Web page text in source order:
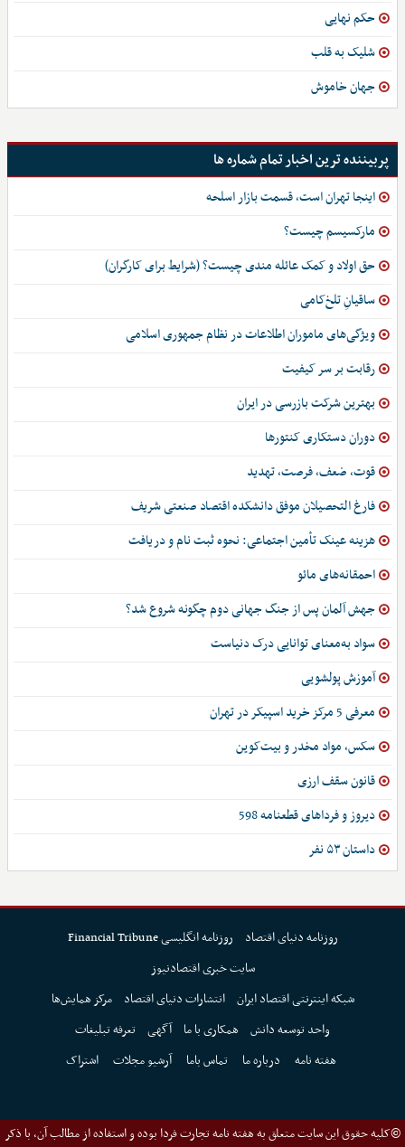
حکم نهایی
شلیک به قلب
جهان خاموش
پربیننده ترین اخبار تمام شماره ها
اینجا تهران است، قسمت بازار اسلحه
مارکسیسم چیست؟
حق اولاد و کمک عائله مندی چیست؟ (شرایط برای کارگران)
ساقیانِ تلخ‌کامی
ویژگی‌های ماموران اطلاعات در نظام جمهوری اسلامی
رقابت بر سر کیفیت
بهترین شرکت بازرسی در ایران
دوران دستکاری کنتورها
قوت، ضعف، فرصت، تهدید
فارغ التحصیلان موفق دانشکده اقتصاد صنعتی شریف
هزینه عینک تأمین اجتماعی: نحوه ثبت نام و دریافت
احمقانه‌های مائو
جهش آلمان پس از جنگ جهانی دوم چگونه شروع شد؟
سواد به‌معنای توانایی درک دنیاست
آموزش پولشویی
معرفی 5 مرکز خرید اسپیکر در تهران
سکس، مواد مخدر و بیت‌کوین
قانون سقف ارزی
دیروز و فرداهای قطعنامه 598
داستان ۵۳ نفر
روزنامه دنیای اقتصاد
روزنامه انگلیسی Financial Tribune
سایت خبری اقتصادنیوز
شبکه اینترنتی اقتصاد ایران انتشارات دنیای اقتصاد
مرکز همایش‌ها
واحد توسعه دانش همکاری با ما آگهی تعرفه تبلیغات
هفته نامه
درباره ما تماس باما آرشیو مجلات اشتراک
©کلیه حقوق این سایت متعلق به هفته نامه تجارت فردا بوده و استفاده از مطالب آن، با ذکر